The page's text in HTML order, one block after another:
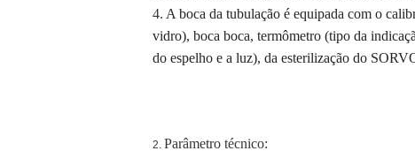
4. A boca da tubulação é equipada com o
vidro), boca boca, termômetro (tipo da
do espelho e a luz), da esterilização do
2. Parâmetro técnico: